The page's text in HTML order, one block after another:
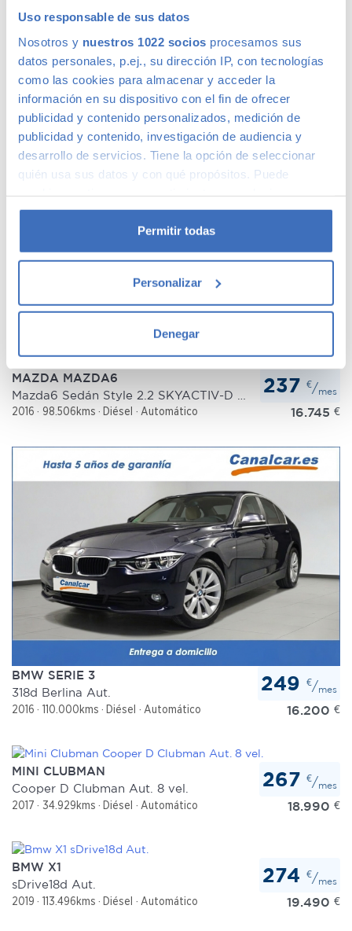
Uso responsable de sus datos
Nosotros y nuestros 1022 socios procesamos sus
datos personales, p.ej., su dirección IP, con tecnologías
como las cookies para almacenar y acceder la
información en su dispositivo con el fin de ofrecer
publicidad y contenido personalizados, medición de
publicidad y contenido, investigación de audiencia y
desarrollo de servicios. Tiene la opción de seleccionar
quién usa sus datos y con qué propósitos. Puede
momento desde la Declaración de cookies o clicando en
el Menú de consentimiento.
Recopilar información sobre su ubicación
geográfica que puede tener una precisión de varios
digitales)
Obtenga más información sobre cómo se procesan sus
sección de datos. Puede cambiar o retirar su
consentimiento en cualquier momento en la Declaración
de cookies.
Las cookies de este sitio web se usan para personalizar
el contenido y los anuncios, ofrecer funciones de redes
sociales y analizar el tráfico. Además, compartimos
información sobre el uso que haga del sitio web con
nuestros partners de redes sociales, publicidad y análisis
web, quienes pueden combinarla con otra información
que les haya proporcionado o que hayan recopilado a
partir del uso que haya hecho de sus servicios.
Permitir todas
Personalizar
Denegar
Con coche de sustitución
*Entrada inicial 0€. Duración 120 meses. Cuota mensual 262€. TIN
8.99%. Capital inicial a financiar 17.940€, incluyendo 1 año Garantía
Premium Plata. Las cuotas incluyen comisión de apertura, seguro de
crédito y/o siniestro. Amortización desde el primer día con
penalización del 1% sobre la cantidad a amortizar (3% para
empresas). 0,5% para cancelaciones del último año de vida del
préstamo.
Solicitar esta financiación
MAZDA MAZDA6
2016 98.506kms Diésel Automático 16.745 €
237 €/mes
BMW SERIE 3
318d Berlina Aut.
2016 110.000kms Diésel Automático 16.200 €
249 €/mes
MINI CLUBMAN
Cooper D Clubman Aut. 8 vel.
2017 34.929kms Diésel Automático 18.990 €
267 €/mes
BMW X1
sDrive18d Aut.
2019 113.496kms Diésel Automático 19.490 €
274 €/mes